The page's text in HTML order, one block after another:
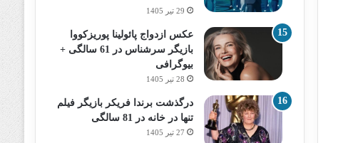
29 تیر 1405
عکس ازدواج پائولینا پوریزکووا
بازیگر سرشناس در 61 سالگی +
بیوگرافی
28 تیر 1405
درگذشت برندا فریکر بازیگر فیلم
تنها در خانه در 81 سالگی
27 تیر 1405